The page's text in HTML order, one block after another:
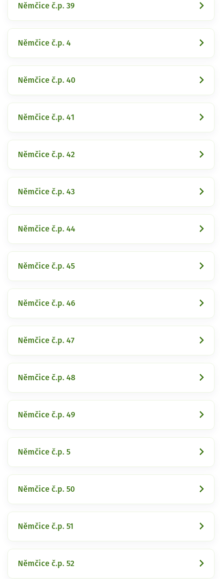
Němčice č.p. 39
Němčice č.p. 4
Němčice č.p. 40
Němčice č.p. 41
Němčice č.p. 42
Němčice č.p. 43
Němčice č.p. 44
Němčice č.p. 45
Němčice č.p. 46
Němčice č.p. 47
Němčice č.p. 48
Němčice č.p. 49
Němčice č.p. 5
Němčice č.p. 50
Němčice č.p. 51
Němčice č.p. 52